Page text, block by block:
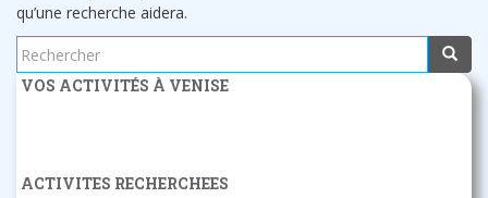
qu’une recherche aidera.
Rechercher...
VOS ACTIVITÉS À VENISE
ACTIVITES RECHERCHEES